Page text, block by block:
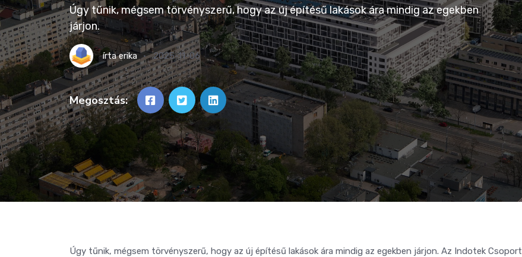
Úgy tűnik, mégsem törvényszerű, hogy az új építésű lakások ára mindig az egekben
járjon.
írtaerika 2025-11-06
Megosztás:
Úgy tűnik, mégsem törvényszerű, hogy az új építésű lakások ára mindig az egekben járjon. Az Indotek Csoport